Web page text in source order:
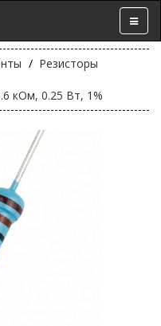
Резисторы
кОм, 0.25 Вт, 1%